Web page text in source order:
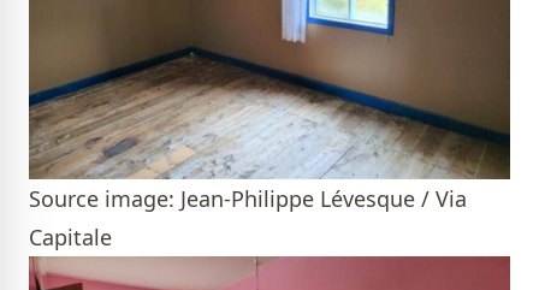
Source image: Jean-Philippe Lévesque / Via
Capitale